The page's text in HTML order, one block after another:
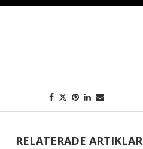
RELATERADE ARTIKLAR